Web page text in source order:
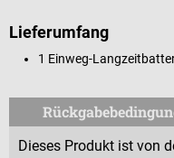
Lieferumfang
1 Einweg-
Dieses Produkt ist von